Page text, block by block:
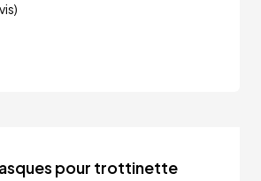
pour trottinette